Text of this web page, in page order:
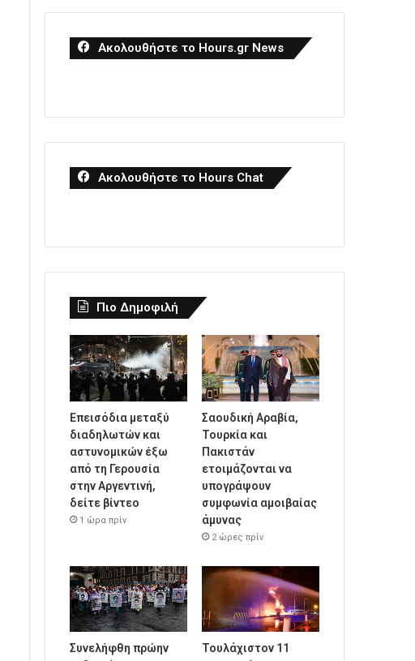
Ακολουθήστε το Hours.gr News
Ακολουθήστε το Hours Chat
Πιο Δημοφιλή
Επεισόδια μεταξύ
διαδηλωτών και
αστυνομικών έξω
από τη Γερουσία
στην Αργεντινή,
δείτε βίντεο
1 ώρα πρίν
Σαουδική Αραβία,
Τουρκία και
Πακιστάν
ετοιμάζονται να
υπογράψουν
συμφωνία αμοιβαίας
άμυνας
2 ώρες πρίν
Συνελήφθη πρώην
Τουλάχιστον 11